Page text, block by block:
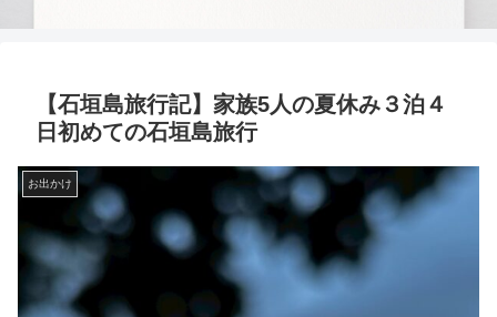
【石垣島旅行記】家族5人の夏休み３泊４
日初めての石垣島旅行
お出かけ